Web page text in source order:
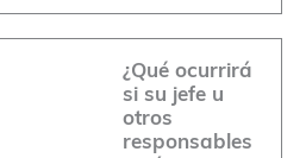
¿Qué ocurrirá
si su jefe u
otros
responsables